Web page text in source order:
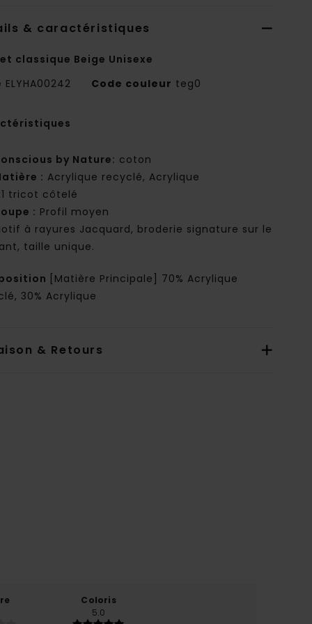
& caractéristiques
classique Beige Unisexe
ELYHA00242 Code couleur teg0
by Nature: coton
: Acrylique recyclé, Acrylique
tricot côtelé
: Profil moyen
à rayures Jacquard, broderie signature sur le
taille unique.
[Matière Principale] 70% Acrylique
30% Acrylique
& Retours
Coloris
5.0